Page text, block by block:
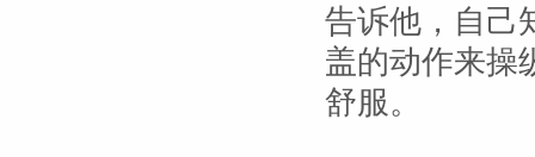
告诉他，自己
盖的动作来操
舒服。